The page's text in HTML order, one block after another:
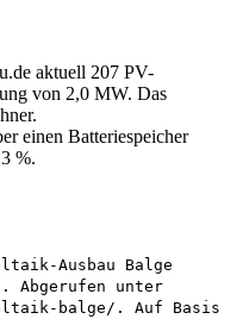
aktuell 207 PV-
von 2,0 MW. Das
einen Batteriespeicher
%.
Ausbau Balge
Abgerufen unter
balge/. Auf Basis